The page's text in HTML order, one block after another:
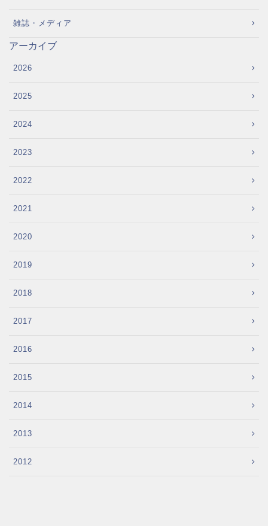
雑誌・メディア
アーカイブ
2026
2025
2024
2023
2022
2021
2020
2019
2018
2017
2016
2015
2014
2013
2012